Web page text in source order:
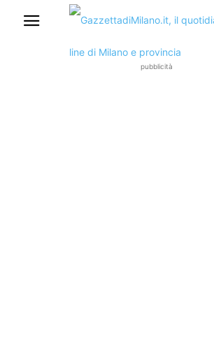
pubblicità